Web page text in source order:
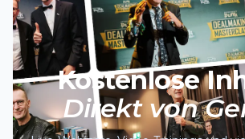
Kostenlose
Direkt von